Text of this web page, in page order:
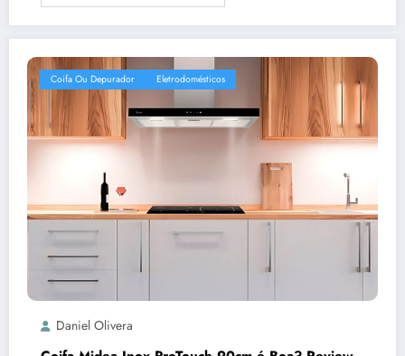
Coifa Ou Depurador Eletrodomésticos
Daniel Olivera